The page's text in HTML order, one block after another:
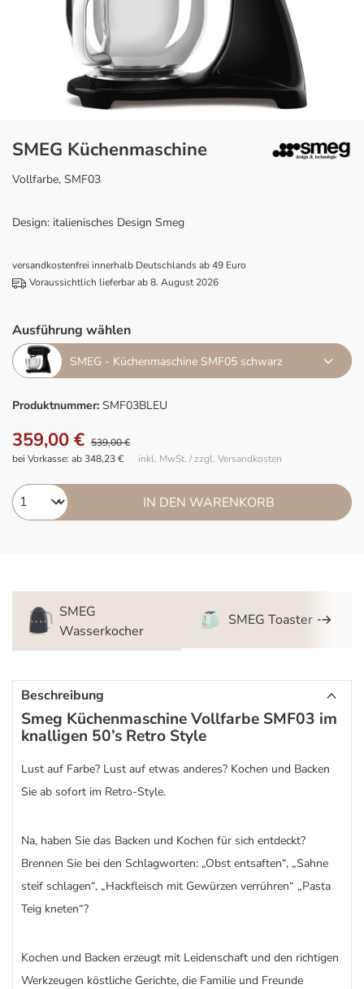
SMEG Küchenmaschine
Vollfarbe, SMF03
Design: italienisches Design Smeg
versandkostenfrei innerhalb Deutschlands ab 49 Euro
Voraussichtlich lieferbar ab 8. August 2026
Ausführung wählen
SMEG - Küchenmaschine SMF05 schwarz
Produktnummer: SMF03BLEU
359,00 € 539,00 €
inkl. MwSt. / zzgl. Versandkosten
bei Vorkasse: ab 348,23 €
IN DEN WARENKORB
SMEG
Wasserkocher
SMEG Toaster
Beschreibung
Smeg Küchenmaschine Vollfarbe SMF03 im
knalligen 50’s Retro Style
Lust auf Farbe? Lust auf etwas anderes? Kochen und Backen
Sie ab sofort im Retro-Style.
Na, haben Sie das Backen und Kochen für sich entdeckt?
Brennen Sie bei den Schlagworten: „Obst entsaften“, „Sahne
steif schlagen“, „Hackfleisch mit Gewürzen verrühren“ „Pasta
Teig kneten“?
Kochen und Backen erzeugt mit Leidenschaft und den richtigen
Werkzeugen köstliche Gerichte, die Familie und Freunde